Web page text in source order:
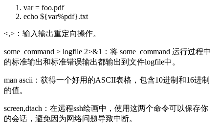
var= foo.pdf
echo ${var%pdf}.txt
<,>：输入输出重定向操作。
some_command > logfile 2>&1：将 some_command 运行过程中
的标准输出和标准错误输出都输出到文件logfile中。
man ascii：获得一个好用的ASCII表格，包含10进制和16进制
的值。
screen,dtach：在远程ssh绘画中，使用这两个命令可以保存你
的会话，避免因为网络问题导致中断。